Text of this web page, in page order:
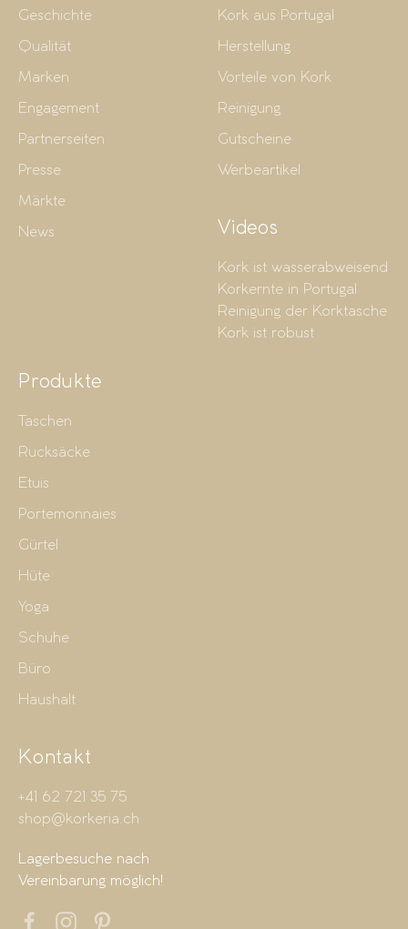
Geschichte
Qualität
Marken
Engagement
Partnerseiten
Presse
Märkte
News
Kork aus Portugal
Herstellung
Vorteile von Kork
Reinigung
Gutscheine
Werbeartikel
Videos
Kork ist wasserabweisend
Korkernte in Portugal
Reinigung der Korktasche
Kork ist robust
Produkte
Taschen
Rucksäcke
Etuis
Portemonnaies
Gürtel
Hüte
Yoga
Schuhe
Büro
Haushalt
Kontakt
+41 62 721 35 75
shop@korkeria.ch
Lagerbesuche nach
Vereinbarung möglich!